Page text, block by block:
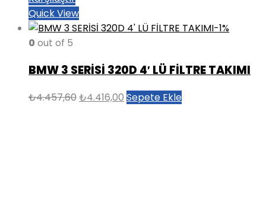
Quick View
-1%
0 out of 5
BMW 3 SERİSİ 320D 4′ LÜ FİLTRE TAKIMI
₺4.457,60Orijinal
₺4.416,00 Şu
Sepete Ekle